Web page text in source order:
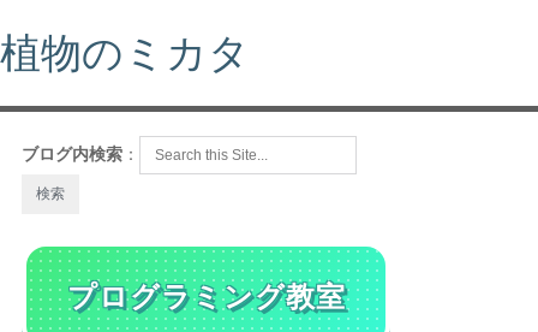
植物のミカタ
ブログ内検索 ：
プログラミング教室